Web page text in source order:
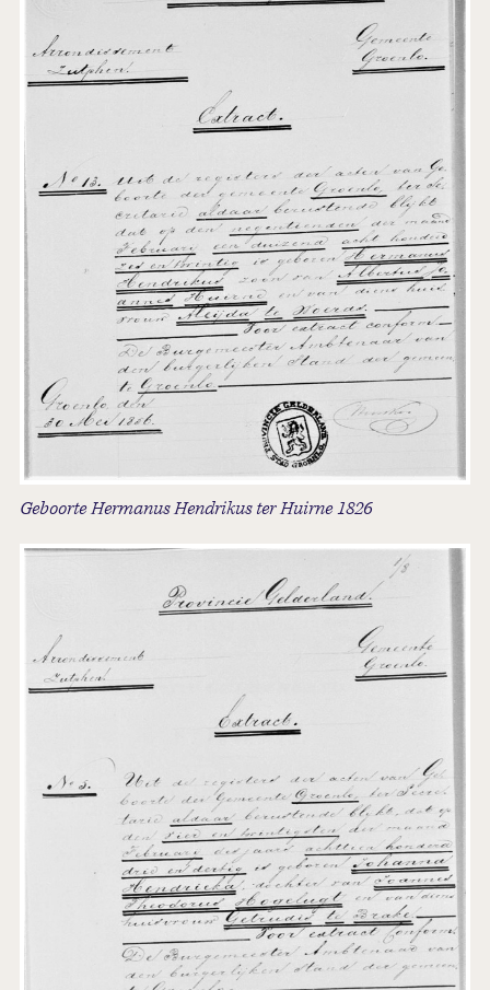
Geboorte Hermanus Hendrikus ter Huirne 1826